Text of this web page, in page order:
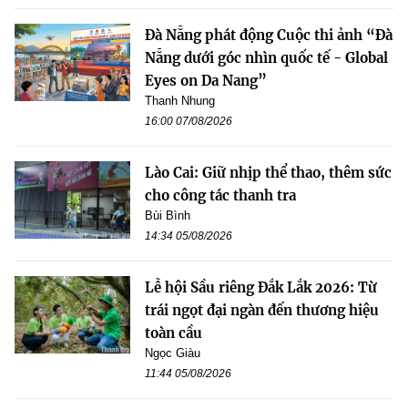
Đà Nẵng phát động Cuộc thi ảnh “Đà
Nẵng dưới góc nhìn quốc tế - Global
Eyes on Da Nang”
Thanh Nhung
16:00 07/08/2026
Lào Cai: Giữ nhịp thể thao, thêm sức
cho công tác thanh tra
Bùi Bình
14:34 05/08/2026
Lễ hội Sầu riêng Đắk Lắk 2026: Từ
trái ngọt đại ngàn đến thương hiệu
toàn cầu
Ngọc Giàu
11:44 05/08/2026